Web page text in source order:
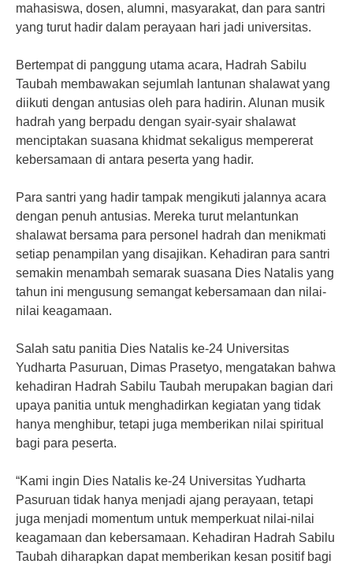
mahasiswa, dosen, alumni, masyarakat, dan para santri
yang turut hadir dalam perayaan hari jadi universitas.
Bertempat di panggung utama acara, Hadrah Sabilu
Taubah membawakan sejumlah lantunan shalawat yang
diikuti dengan antusias oleh para hadirin. Alunan musik
hadrah yang berpadu dengan syair-syair shalawat
menciptakan suasana khidmat sekaligus mempererat
kebersamaan di antara peserta yang hadir.
Para santri yang hadir tampak mengikuti jalannya acara
dengan penuh antusias. Mereka turut melantunkan
shalawat bersama para personel hadrah dan menikmati
setiap penampilan yang disajikan. Kehadiran para santri
semakin menambah semarak suasana Dies Natalis yang
tahun ini mengusung semangat kebersamaan dan nilai-
nilai keagamaan.
Salah satu panitia Dies Natalis ke-24 Universitas
Yudharta Pasuruan, Dimas Prasetyo, mengatakan bahwa
kehadiran Hadrah Sabilu Taubah merupakan bagian dari
upaya panitia untuk menghadirkan kegiatan yang tidak
hanya menghibur, tetapi juga memberikan nilai spiritual
bagi para peserta.
“Kami ingin Dies Natalis ke-24 Universitas Yudharta
Pasuruan tidak hanya menjadi ajang perayaan, tetapi
juga menjadi momentum untuk memperkuat nilai-nilai
keagamaan dan kebersamaan. Kehadiran Hadrah Sabilu
Taubah diharapkan dapat memberikan kesan positif bagi